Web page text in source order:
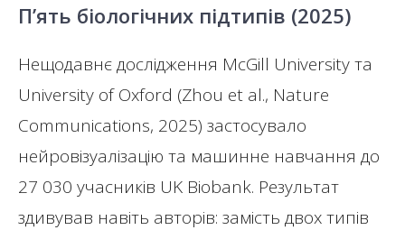
П’ять біологічних підтипів (2025)
Нещодавнє дослідження McGill University та
University of Oxford (Zhou et al., Nature
Communications, 2025) застосувало
нейровізуалізацію та машинне навчання до
27 030 учасників UK Biobank. Результат
здивував навіть авторів: замість двох типів